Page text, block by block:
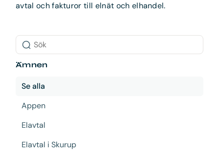
avtal och fakturor till elnät och elhandel.
Sök
Ämnen
Se alla
Appen
Elavtal
Elavtal i Skurup